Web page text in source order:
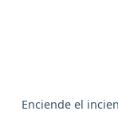
Enciende el